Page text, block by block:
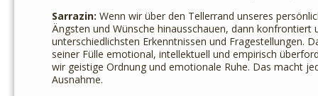
Sarrazin: Wenn wir über den Tellerrand unseres
Ängsten und Wünsche hinausschauen, dann
unterschiedlichsten Erkenntnissen und Fragestellungen.
seiner Fülle emotional, intellektuell und empirisch
wir geistige Ordnung und emotionale Ruhe. Das macht
Ausnahme.